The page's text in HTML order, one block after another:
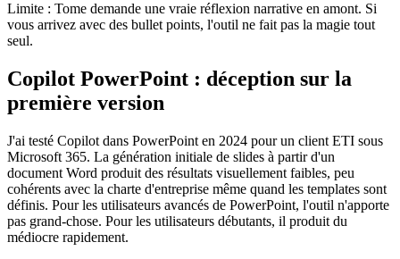
Limite : Tome demande une vraie réflexion narrative en amont. Si
vous arrivez avec des bullet points, l'outil ne fait pas la magie tout
seul.
Copilot PowerPoint : déception sur la
première version
J'ai testé Copilot dans PowerPoint en 2024 pour un client ETI sous
Microsoft 365. La génération initiale de slides à partir d'un
document Word produit des résultats visuellement faibles, peu
cohérents avec la charte d'entreprise même quand les templates sont
définis. Pour les utilisateurs avancés de PowerPoint, l'outil n'apporte
pas grand-chose. Pour les utilisateurs débutants, il produit du
médiocre rapidement.